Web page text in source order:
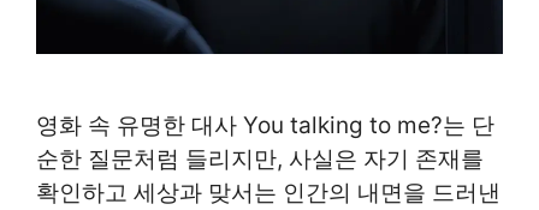
영화 속 유명한 대사 You talking to me?는 단
순한 질문처럼 들리지만, 사실은 자기 존재를
확인하고 세상과 맞서는 인간의 내면을 드러낸